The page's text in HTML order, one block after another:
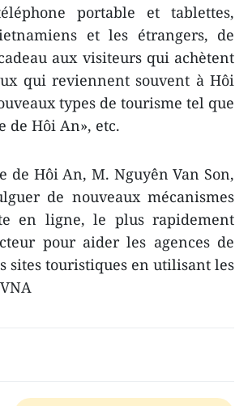
portable et tablettes,
et les étrangers, de
aux visiteurs qui achètent
qui reviennent souvent à Hôi
types de tourisme tel que
de Hôi An», etc.
de Hôi An, M. Nguyên Van Son,
de nouveaux mécanismes
en ligne, le plus ​rapidement
pour aider les agences de
sites touristiques en utilisant les